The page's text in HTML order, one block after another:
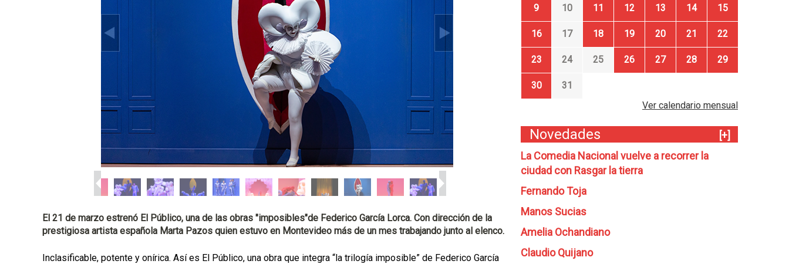
El 21 de marzo estrenó El Público, una de las obras "imposibles"de Federico García Lorca. Con dirección de la
prestigiosa artista española Marta Pazos quien estuvo en Montevideo más de un mes trabajando junto al elenco.
Inclasificable, potente y onírica. Así es El Público, una obra que integra “la trilogía imposible” de Federico García
9 10 11 12 13 14 15
16 17 18 19 20 21 22
23 24 25 26 27 28 29
30
31
Ver calendario mensual
Novedades
[+]
La Comedia Nacional vuelve a recorrer la
ciudad con Rasgar la tierra
Fernando Toja
Manos Sucias
Amelia Ochandiano
Claudio Quijano